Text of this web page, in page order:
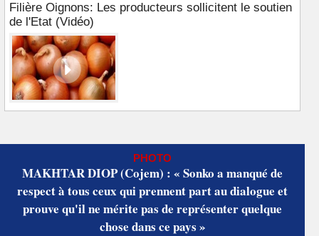
Filière Oignons: Les producteurs sollicitent le soutien
de l'Etat (Vidéo)
PHOTO
MAKHTAR DIOP (Cojem) : « Sonko a manqué de
respect à tous ceux qui prennent part au dialogue et
prouve qu'il ne mérite pas de représenter quelque
chose dans ce pays »